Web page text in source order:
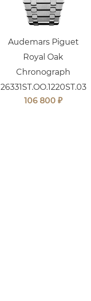
Audemars Piguet
Royal Oak
Chronograph
26331ST.OO.1220ST.03
106 800 ₽